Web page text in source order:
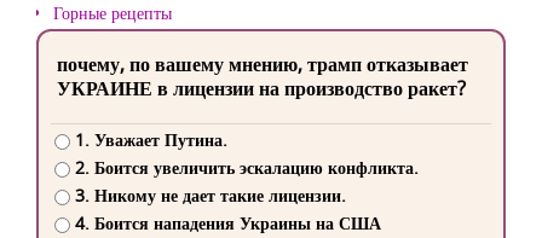
Горные рецепты
почему, по вашему мнению, трамп отказывает
УКРАИНЕ в лицензии на производство ракет?
1. Уважает Путина.
2. Боится увеличить эскалацию конфликта.
3. Никому не дает такие лицензии.
4. Боится нападения Украины на США